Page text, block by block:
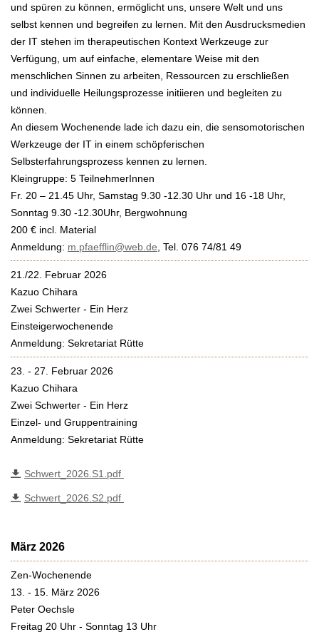
und spüren zu können, ermöglicht uns, unsere Welt und uns
selbst kennen und begreifen zu lernen. Mit den Ausdrucksmedien
der IT stehen im therapeutischen Kontext Werkzeuge zur
Verfügung, um auf einfache, elementare Weise mit den
menschlichen Sinnen zu arbeiten, Ressourcen zu erschließen
und individuelle Heilungsprozesse initiieren und begleiten zu
können.
An diesem Wochenende lade ich dazu ein, die sensomotorischen
Werkzeuge der IT in einem schöpferischen
Selbsterfahrungsprozess kennen zu lernen.
Kleingruppe: 5 TeilnehmerInnen
Fr. 20 – 21.45 Uhr, Samstag 9.30 -12.30 Uhr und 16 -18 Uhr,
Sonntag 9.30 -12.30Uhr, Bergwohnung
200 € incl. Material
Anmeldung: m.pfaefflin@web.de , Tel. 076 74/81 49
21./22. Februar 2026
Kazuo Chihara
Zwei Schwerter - Ein Herz
Einsteigerwochenende
Anmeldung: Sekretariat Rütte
23. - 27. Februar 2026
Kazuo Chihara
Zwei Schwerter - Ein Herz
Einzel- und Gruppentraining
Anmeldung: Sekretariat Rütte
Schwert_2026.S1.pdf
Schwert_2026.S2.pdf
März 2026
Zen-Wochenende
13. - 15. März 2026
Peter Oechsle
Freitag 20 Uhr - Sonntag 13 Uhr